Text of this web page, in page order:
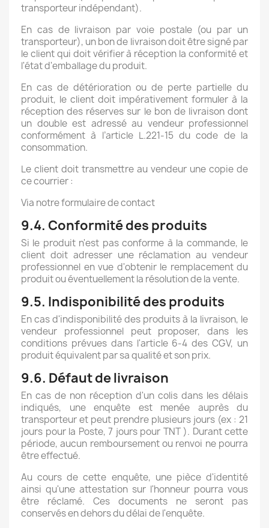
transporteur indépendant).
En cas de livraison par voie postale (ou par un
transporteur), un bon de livraison doit être signé par
le client qui doit vérifier à réception la conformité et
l'état d'emballage du produit.
En cas de détérioration ou de perte partielle du
produit, le client doit impérativement formuler à la
réception des réserves sur le bon de livraison dont
un double est adressé au vendeur professionnel
conformément à l’article L.221-15 du code de la
consommation.
Le client doit transmettre au vendeur une copie de
ce courrier :
Via notre formulaire de contact
9.4. Conformité des produits
Si le produit n'est pas conforme à la commande, le
client doit adresser une réclamation au vendeur
professionnel en vue d'obtenir le remplacement du
produit ou éventuellement la résolution de la vente.
9.5. Indisponibilité des produits
En cas d'indisponibilité des produits à la livraison, le
vendeur professionnel peut proposer, dans les
conditions prévues dans l'article 6-4 des CGV, un
produit équivalent par sa qualité et son prix.
9.6. Défaut de livraison
En cas de non réception d'un colis dans les délais
indiqués, une enquête est menée auprès du
transporteur et peut prendre plusieurs jours (ex : 21
jours pour la Poste, 7 jours pour TNT ). Durant cette
période, aucun remboursement ou renvoi ne pourra
être effectué.
Au cours de cette enquête, une pièce d'identité
ainsi qu'une attestation sur l'honneur pourra vous
être réclamé. Ces documents ne seront pas
conservés en dehors du délai de l'enquête.